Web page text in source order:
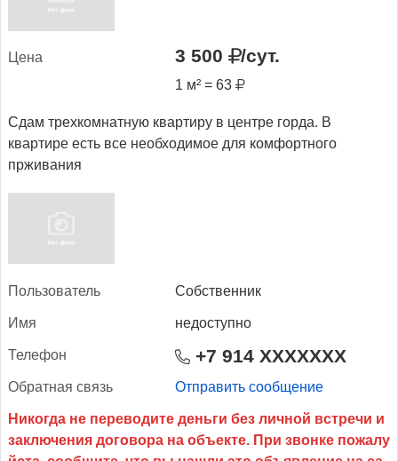
Це­на 3 500 /сут.
1 м² = 63
Сдам трехкомнатную квартиру в центре горда. В
квартире есть все необходимое для комфортного
прживания
Поль­зо­ватель Собственник
Имя недоступно
Те­лефон +7 914 XXXXXXX
Об­ратная связь Отправить сообщение